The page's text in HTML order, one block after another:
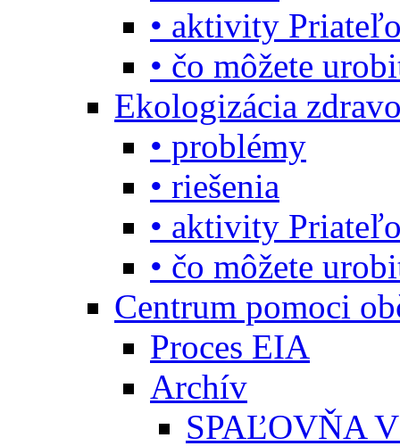
• aktivity
• čo môžete
Ekologizácia
• problémy
• riešenia
• aktivity
• čo môžete
Centrum pomoci
Proces EIA
Archív
SPAĽOVŇA